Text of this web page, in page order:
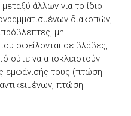
άλλων για το ίδιο
διακοπών,
μη
οφείλονται σε βλάβες,
ούτε να αποκλειστούν
εμφάνισής τους (πτώση
πτώση